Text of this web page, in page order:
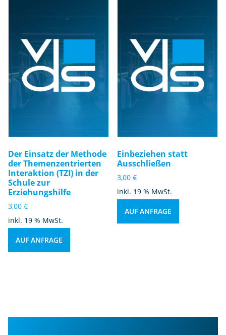
Der Einsatz der Methode
der Themenzentrierten
Interaktion (TZI) in der
Schule zur
Erziehungshilfe
3,00 €
inkl. 19 % MwSt.
AUF ANFRAGE
Einbeziehen statt
Ausschließen
3,00€
inkl. 19 % MwSt.
AUF ANFRAGE